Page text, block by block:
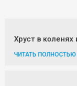
Хруст в
ЧИТАТЬ ПОЛНОСТЬЮ